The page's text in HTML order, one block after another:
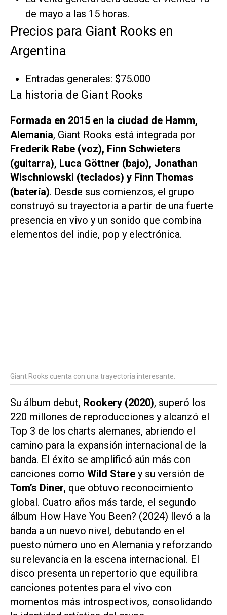
de mayo a las 15 horas.
Precios para Giant Rooks en
Argentina
Entradas generales: $75.000
La historia de Giant Rooks
Formada en 2015 en la ciudad de Hamm,
Alemania, Giant Rooks está integrada por
Frederik Rabe (voz), Finn Schwieters
(guitarra), Luca Göttner (bajo), Jonathan
Wischniowski (teclados) y Finn Thomas
(batería). Desde sus comienzos, el grupo
construyó su trayectoria a partir de una fuerte
presencia en vivo y un sonido que combina
elementos del indie, pop y electrónica.
Giant Rooks cuenta con una trayectoria interesante.
Su álbum debut, Rookery (2020), superó los
220 millones de reproducciones y alcanzó el
Top 3 de los charts alemanes, abriendo el
camino para la expansión internacional de la
banda. El éxito se amplificó aún más con
canciones como Wild Stare y su versión de
Tom’s Diner, que obtuvo reconocimiento
global. Cuatro años más tarde, el segundo
álbum How Have You Been? (2024) llevó a la
banda a un nuevo nivel, debutando en el
puesto número uno en Alemania y reforzando
su relevancia en la escena internacional. El
disco presenta un repertorio que equilibra
canciones potentes para el vivo con
momentos más introspectivos, consolidando